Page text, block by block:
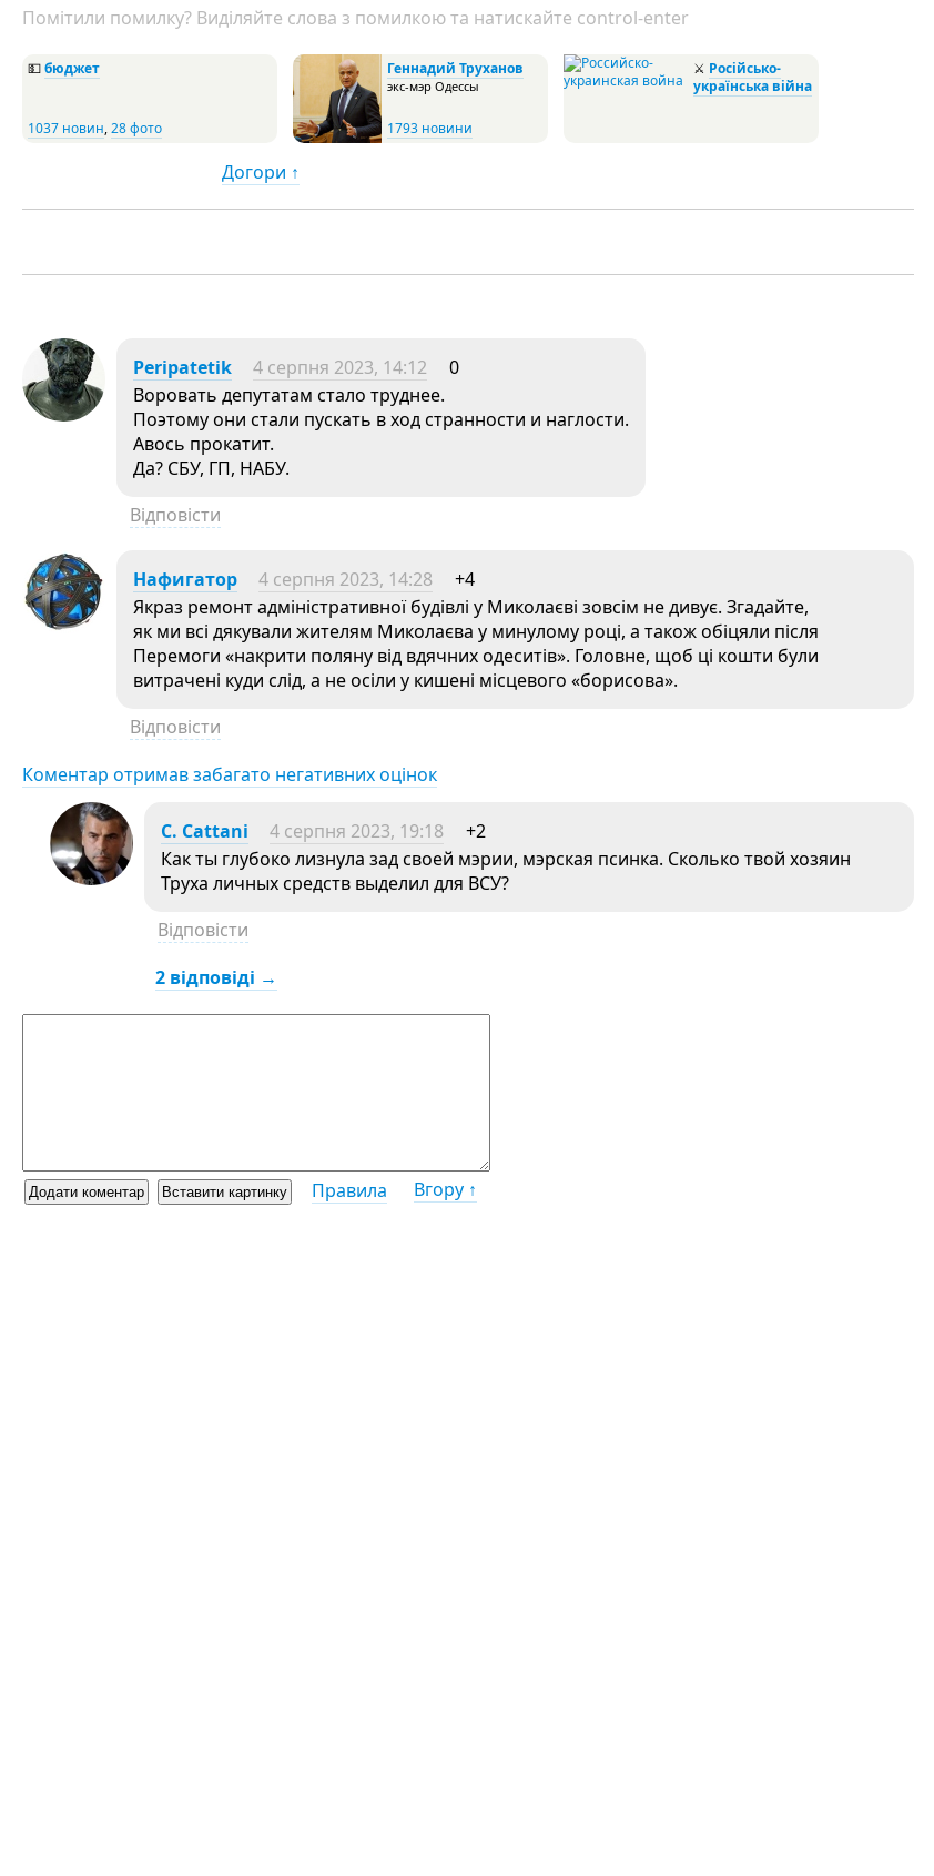
Помітили помилку? Виділяйте слова з помилкою та натискайте control-enter
💵бюджет
1037 новин,28 фото
Геннадий Труханов
экс-мэр Одессы
1793 новини
⚔ Російсько-
українська війна
Догори ↑
Peripatetik 4 серпня 2023, 14:12
0
Воровать депутатам стало труднее.
Поэтому они стали пускать в ход странности и наглости.
Авось прокатит.
Да? СБУ, ГП, НАБУ.
Відповісти
Нафигатор 4 серпня 2023, 14:28
+4
Якраз ремонт адміністративної будівлі у Миколаєві зовсім не дивує. Згадайте,
як ми всі дякували жителям Миколаєва у минулому році, а також обіцяли після
Перемоги «накрити поляну від вдячних одеситів». Головне, щоб ці кошти були
витрачені куди слід, а не осіли у кишені місцевого «борисова».
Відповісти
Коментар отримав забагато негативних оцінок
C. Cattani 4 серпня 2023, 19:18
+2
Как ты глубоко лизнула зад своей мэрии, мэрская псинка. Сколько твой хозяин
Труха личных средств выделил для ВСУ?
Відповісти
2 відповіді →
Правила Вгору ↑